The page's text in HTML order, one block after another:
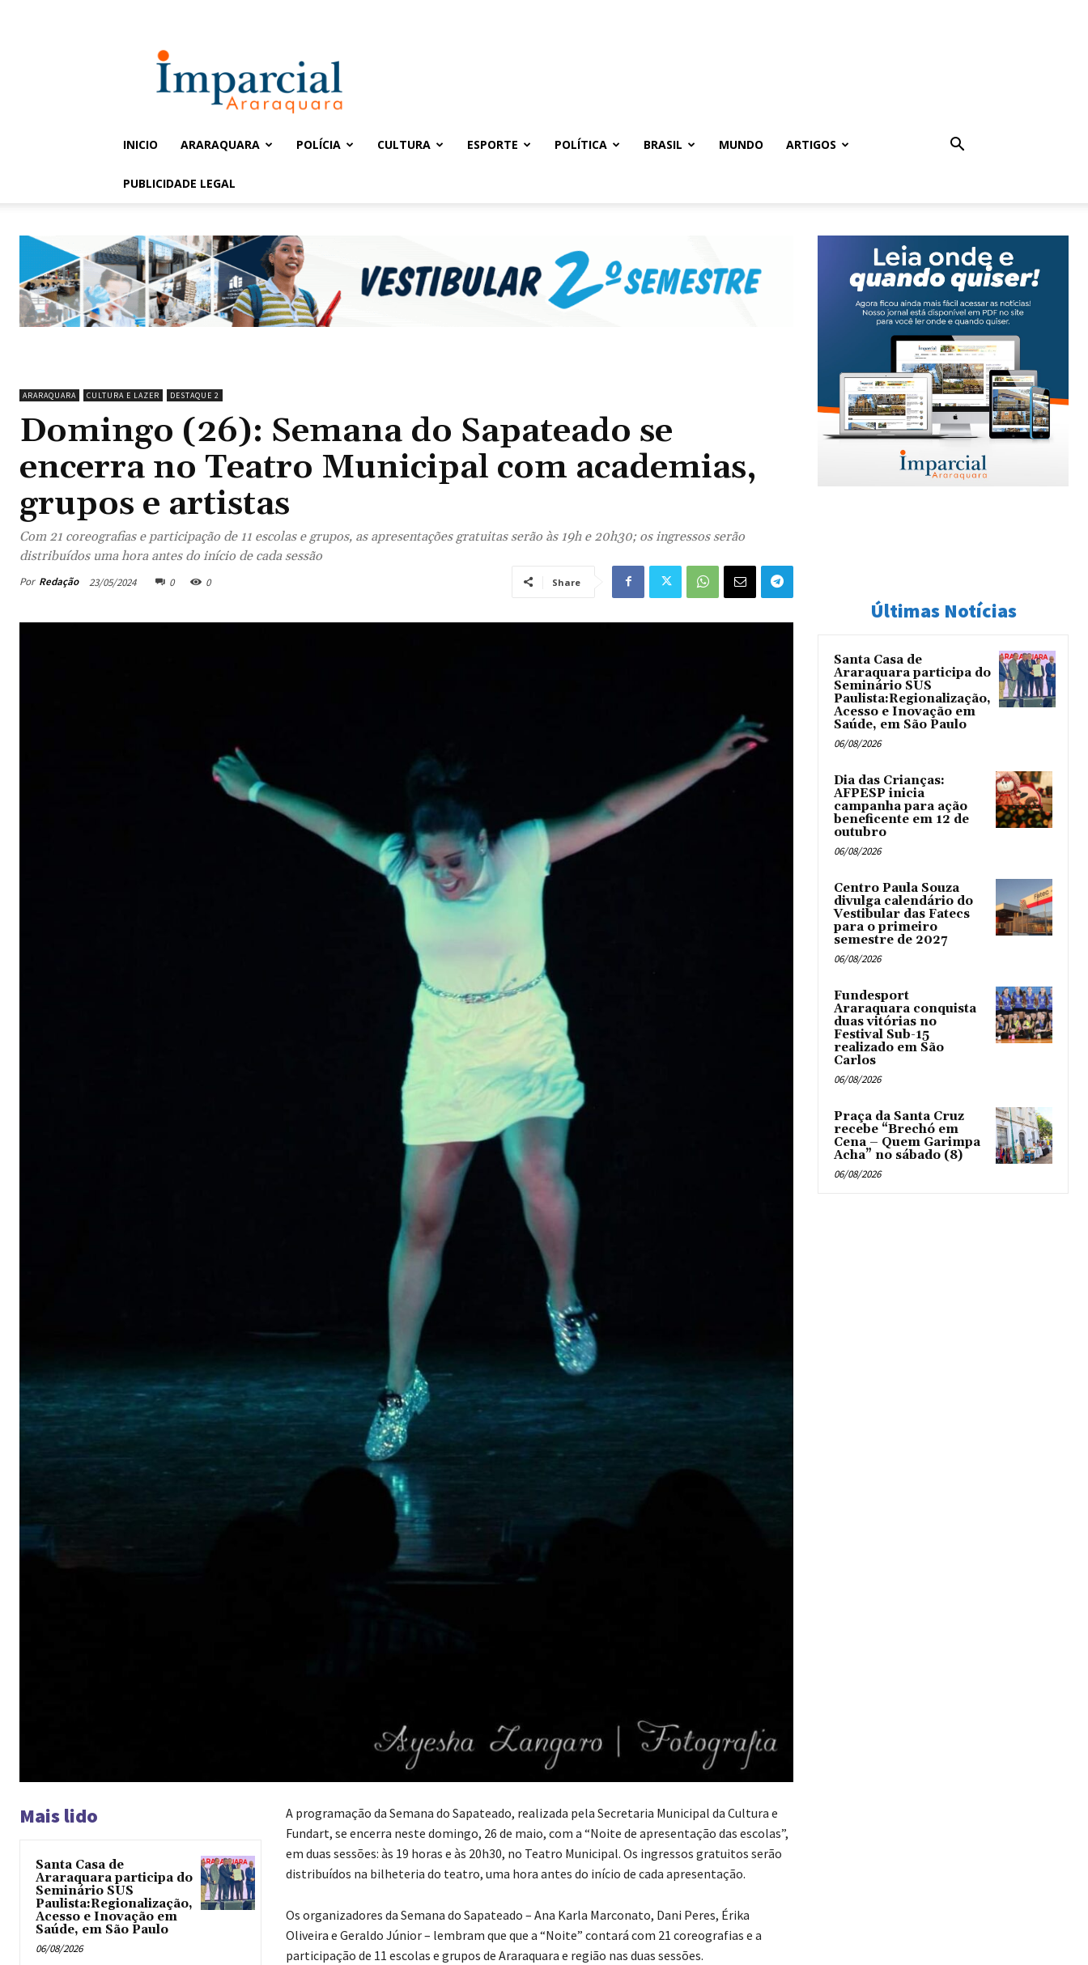
Imparcial
INICIO ARARAQUARA POLÍCIA CULTURA ESPORTE POLÍTICA BRASIL MUNDO ARTIGOS
PUBLICIDADE LEGAL
ARARAQUARA CULTURA E LAZER DESTAQUE 2
Domingo (26): Semana do Sapateado se
encerra no Teatro Municipal com academias,
grupos e artistas
Com 21 coreografias e participação de 11 escolas e grupos, as apresentações gratuitas serão às 19h e 20h30; os ingressos serão
distribuídos uma hora antes do início de cada sessão
Por Redação 23/05/2024 0 0 Share
Mais lido
Santa Casa de
Araraquara participa do
Seminário SUS
Paulista:Regionalização,
Acesso e Inovação em
Saúde, em São Paulo
06/08/2026
A programação da Semana do Sapateado, realizada pela Secretaria Municipal da Cultura e
Fundart, se encerra neste domingo, 26 de maio, com a “Noite de apresentação das escolas”,
em duas sessões: às 19 horas e às 20h30, no Teatro Municipal. Os ingressos gratuitos serão
distribuídos na bilheteria do teatro, uma hora antes do início de cada apresentação.
Os organizadores da Semana do Sapateado – Ana Karla Marconato, Dani Peres, Érika
Oliveira e Geraldo Júnior – lembram que que a “Noite” contará com 21 coreografias e a
participação de 11 escolas e grupos de Araraquara e região nas duas sessões.
Últimas Notícias
Santa Casa de
Araraquara participa do
Seminário SUS
Paulista:Regionalização,
Acesso e Inovação em
Saúde, em São Paulo
06/08/2026
Dia das Crianças:
AFPESP inicia
campanha para ação
beneficente em 12 de
outubro
06/08/2026
Centro Paula Souza
divulga calendário do
Vestibular das Fatecs
para o primeiro
semestre de 2027
06/08/2026
Fundesport
Araraquara conquista
duas vitórias no
Festival Sub-15
realizado em São
Carlos
06/08/2026
Praça da Santa Cruz
recebe “Brechó em
Cena – Quem Garimpa
Acha” no sábado (8)
06/08/2026